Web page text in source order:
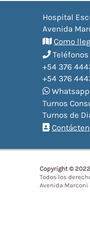
Hospital
Avenida
Como
Teléfonos
+54 376
+54 376
Turnos
Turnos de
Copyright ©
Todos los
Avenida Marconi